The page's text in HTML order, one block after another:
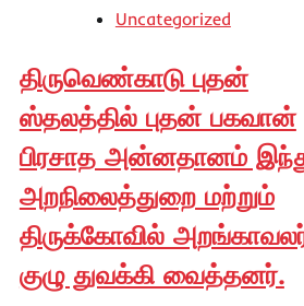
Uncategorized
திருவெண்காடு புதன்
ஸ்தலத்தில் புதன் பகவான்
பிரசாத அன்னதானம்
அறநிலைத்துறை மற்றும்
திருக்கோவில்
குழு துவக்கி வைத்தனர்.